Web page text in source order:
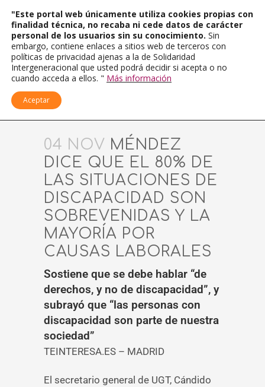
04 NOV MÉNDEZ
DICE QUE EL 80% DE
LAS SITUACIONES DE
DISCAPACIDAD SON
SOBREVENIDAS Y LA
MAYORÍA POR
CAUSAS LABORALES
Sostiene que se debe hablar “de
derechos, y no de discapacidad”, y
subrayó que “las personas con
discapacidad son parte de nuestra
sociedad”
TEINTERESA.ES – MADRID
El secretario general de UGT, Cándido
"Este portal web únicamente utiliza cookies propias con
finalidad técnica, no recaba ni cede datos de carácter
personal de los usuarios sin su conocimiento. Sin
embargo, contiene enlaces a sitios web de terceros con
políticas de privacidad ajenas a la de Solidaridad
Intergeneracional que usted podrá decidir si acepta o no
cuando acceda a ellos. " Más información
Aceptar